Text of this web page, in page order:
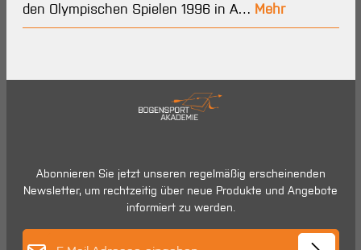
den Olympischen Spielen 1996 in A… Mehr
Abonnieren Sie jetzt unseren regelmäßig erscheinenden
Newsletter, um rechtzeitig über neue Produkte und Angebote
informiert zu werden.